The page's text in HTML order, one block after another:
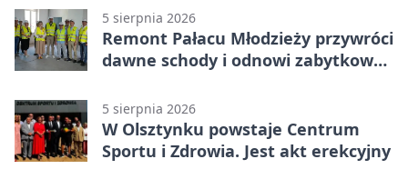
5 sierpnia 2026
Remont Pałacu Młodzieży przywróci
dawne schody i odnowi zabytkowy
5 sierpnia 2026
W Olsztynku powstaje Centrum
Sportu i Zdrowia. Jest akt erekcyjny